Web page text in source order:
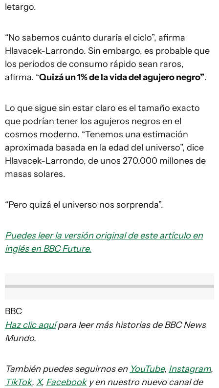
letargo.
“No sabemos cuánto duraría el ciclo”, afirma
Hlavacek-Larrondo. Sin embargo, es probable que
los periodos de consumo rápido sean raros,
afirma. “Quizá un 1% de la vida del agujero negro”.
Lo que sigue sin estar claro es el tamaño exacto
que podrían tener los agujeros negros en el
cosmos moderno. “Tenemos una estimación
aproximada basada en la edad del universo”, dice
Hlavacek-Larrondo, de unos 270.000 millones de
masas solares.
“Pero quizá el universo nos sorprenda”.
Puedes leer la versión original de este artículo en
inglés en BBC Future.
BBC
Haz clic aquípara leer más historias de BBC News
Mundo.
También puedes seguirnos en YouTube, Instagram,
TikTok, X, Facebooky en nuestro nuevo canal de